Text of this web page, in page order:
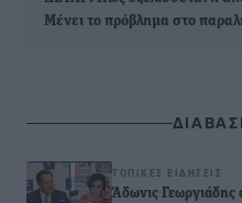
Μένει το πρόβλημα στο
ΤΟΠΙΚΈΣ ΕΙΔΉΣΕΙΣ
Άδωνις Γεωργιάδης